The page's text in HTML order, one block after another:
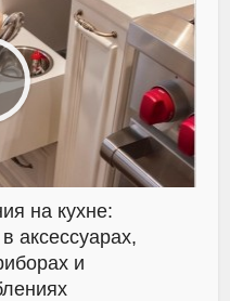
на кухне:
аксессуарах,
и